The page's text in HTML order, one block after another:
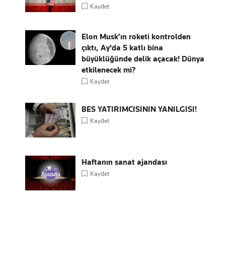
Kaydet
Elon Musk’ın roketi kontrolden
çıktı, Ay'da 5 katlı bina
büyüklüğünde delik açacak! Dünya
etkilenecek mi?
Kaydet
BES YATIRIMCISININ YANILGISI!
Kaydet
Haftanın sanat ajandası
Kaydet